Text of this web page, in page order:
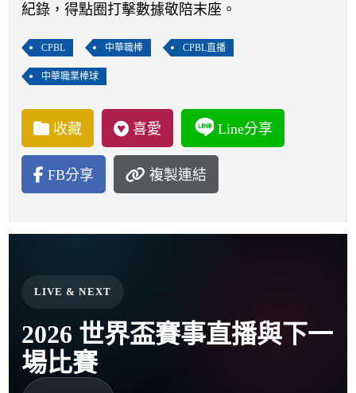
紀錄，得點圈打擊數據敬陪末座。
CPBL 中華職棒 CPBL直播
中華職業棒球
收藏 喜愛 Line分享
FB分享 複製連結
LIVE & NEXT
2026 世界盃賽事直播與下一
場比賽